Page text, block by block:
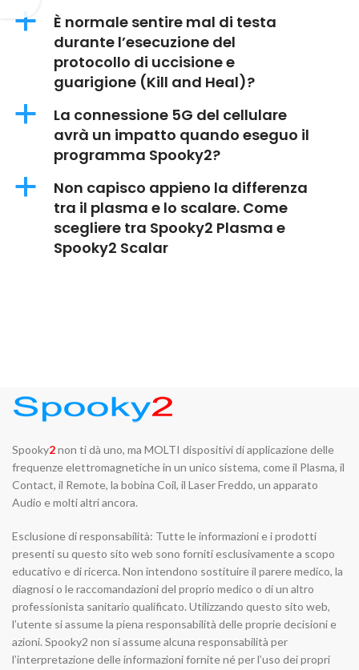
a
È normale sentire mal di testa
durante l’esecuzione del
protocollo di uccisione e
guarigione (Kill and Heal)?
a
La connessione 5G del cellulare
avrà un impatto quando eseguo il
programma Spooky2?
a
Non capisco appieno la differenza
tra il plasma e lo scalare. Come
scegliere tra Spooky2 Plasma e
Spooky2 Scalar
Spooky2non ti dà uno, ma MOLTI dispositivi di applicazione delle
frequenze elettromagnetiche in un unico sistema, come il Plasma, il
Contact, il Remote, la bobina Coil, il Laser Freddo, un apparato
Audio e molti altri ancora.
Esclusione di responsabilità: Tutte le informazioni e i prodotti
presenti su questo sito web sono forniti esclusivamente a scopo
educativo e di ricerca. Non intendono sostituire il parere medico, la
diagnosi o le raccomandazioni del proprio medico o di un altro
professionista sanitario qualificato. Utilizzando questo sito web,
l’utente si assume la piena responsabilità delle proprie decisioni e
azioni. Spooky2 non si assume alcuna responsabilità per
l’interpretazione delle informazioni fornite né per l’uso dei propri